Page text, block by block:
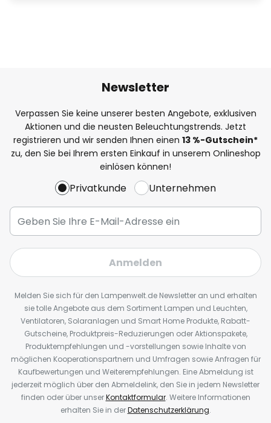
Newsletter
Verpassen Sie keine unserer besten Angebote, exklusiven
Aktionen und die neusten Beleuchtungstrends. Jetzt
registrieren und wir senden Ihnen einen 13 %-Gutschein*
zu, den Sie bei Ihrem ersten Einkauf in unserem Onlineshop
einlösen können!
Privatkunde Unternehmen
Anmelden
Melden Sie sich für den Lampenwelt.de Newsletter an und erhalten
sie tolle Angebote aus dem Sortiment Lampen und Leuchten,
Ventilatoren, Solaranlagen und Smart Home Produkte, Rabatt-
Gutscheine, Produktpreis-Reduzierungen oder Aktionspakete,
Produktempfehlungen und -vorstellungen sowie Inhalte von
möglichen Kooperationspartnern und Umfragen sowie Anfragen für
Kaufbewertungen und Weiterempfehlungen. Eine Abmeldung ist
jederzeit möglich über den Abmeldelink, den Sie in jedem Newsletter
finden oder über unserKontaktformular. Weitere Informationen
erhalten Sie in derDatenschutzerklärung.